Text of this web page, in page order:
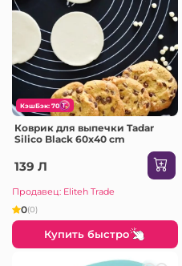
КэшБэк: 70
Коврик для выпечки Tadar
Silico Black 60x40 cm
139 Л
Продавец: Eliteh Trade
0(0)
Купить быстро